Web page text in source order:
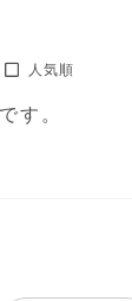
人気順
す。